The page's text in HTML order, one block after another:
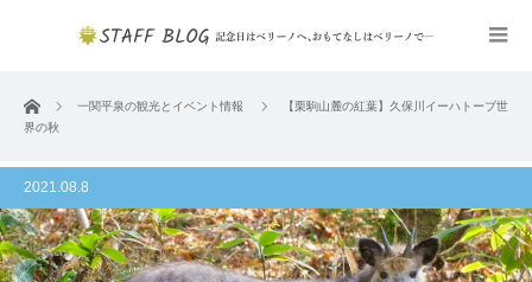
ホーム 一関平泉の観光とイベント情報
【栗駒山麓の紅葉】久保川イーハトーブ世
界の秋
2021.08.8